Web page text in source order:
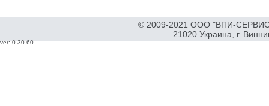
© 2009-2021 ООО "ВПИ-
21020 Украина, г.
ver: 0.30-60